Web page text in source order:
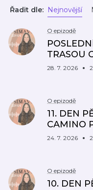
Řadit dle: Nejnovější
O epizodě
TRASOU
28. 7. 2026
O epizodě
11. DEN
CAMINO
24. 7. 2026
O epizodě
10. DEN